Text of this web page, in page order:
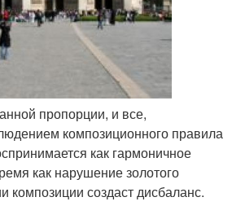
пропорции, и все,
композиционного правила
как гармоничное
как нарушение золотого
композиции создаст дисбаланс.